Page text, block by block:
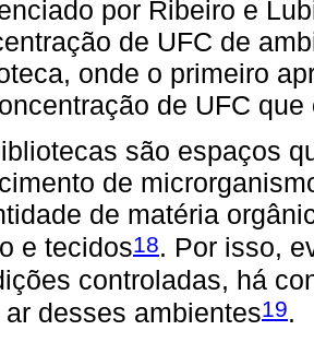
por Ribeiro e
de UFC de
onde o primeiro
de UFC que
são espaços
de
de matéria
e tecidos18. Por isso,
controladas, há
ar desses ambientes19.